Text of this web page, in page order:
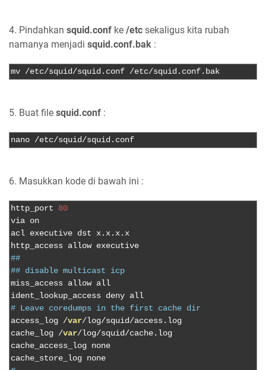
4. Pindahkan squid.conf ke /etc sekaligus kita rubah
namanya menjadi squid.conf.bak :
mv /etc/squid/squid. conf /etc/squid. conf. bak
5. Buat file squid.conf :
nano /etc/squid/squid. conf
6. Masukkan kode di bawah ini :
http_port 80
via on
acl executive dst x. x. x. x
##
## disable multicast icp
miss_access allow all
# Leave coredumps in the first cache dir
access_log /var/log/squid/access. log
cache_log /var/log/squid/cache. log
cache_access_log none